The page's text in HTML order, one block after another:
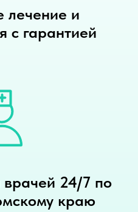
лечение и
с гарантией
24/7 по
краю